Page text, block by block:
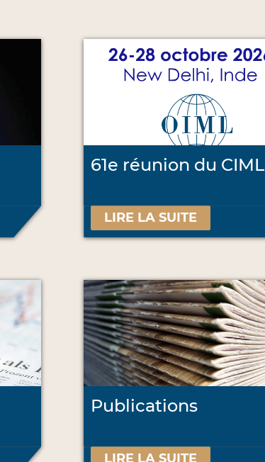
61e réunion du CIML
LIRE LA SUITE
Publications
LIRE LA SUITE